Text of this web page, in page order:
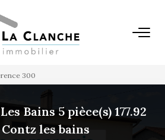
L'AGENCE
VENTE
300
Bains 5 pièce(s) 177.92
Contz les bains